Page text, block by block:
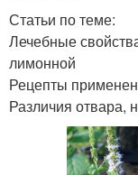
Статьи по теме:
Лечебные
лимонной
Рецепты
Различия отвара,